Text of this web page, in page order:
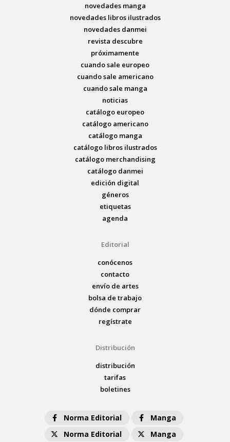
novedades manga
novedades libros ilustrados
novedades danmei
revista descubre
próximamente
cuando sale europeo
cuando sale americano
cuando sale manga
noticias
catálogo europeo
catálogo americano
catálogo manga
catálogo libros ilustrados
catálogo merchandising
catálogo danmei
edición digital
géneros
etiquetas
agenda
Editorial
conócenos
contacto
envío de artes
bolsa de trabajo
dónde comprar
regístrate
Distribución
distribución
tarifas
boletines
Norma Editorial
Manga
Norma Editorial
Manga